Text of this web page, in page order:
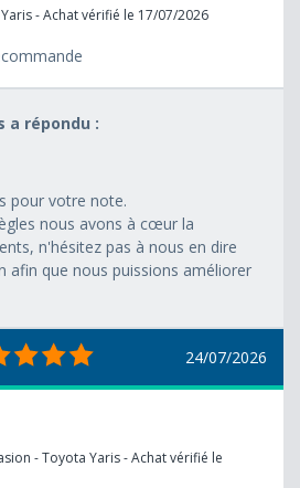
- Achat vérifié le 17/07/2026
a répondu :
pour votre note.
nous avons à cœur la
n'hésitez pas à nous en dire
afin que nous puissions améliorer
24/07/2026
- Toyota Yaris - Achat vérifié le